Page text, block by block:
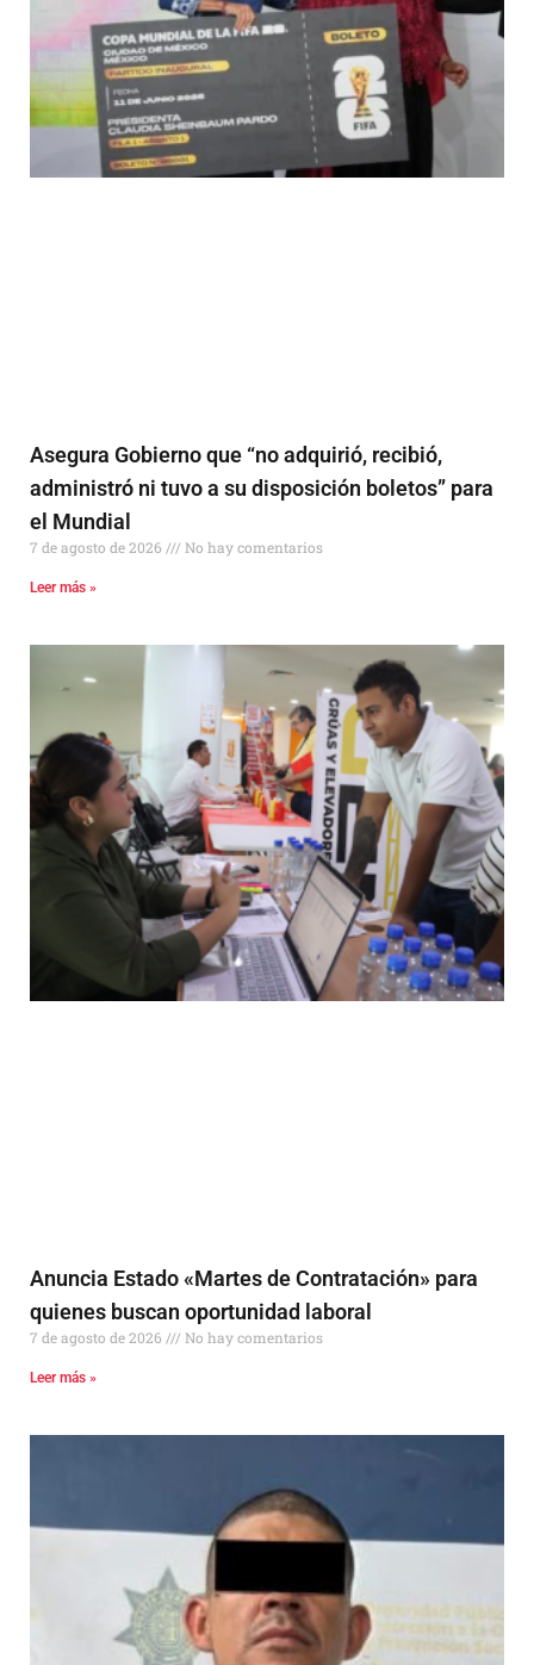
Asegura Gobierno que “no adquirió, recibió,
administró ni tuvo a su disposición boletos” para
el Mundial
7 de agosto de 2026 No hay comentarios
Leer más »
Anuncia Estado «Martes de Contratación» para
quienes buscan oportunidad laboral
7 de agosto de 2026 No hay comentarios
Leer más »